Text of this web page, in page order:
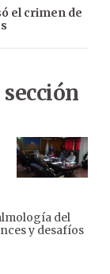
el crimen de
del
y desafíos